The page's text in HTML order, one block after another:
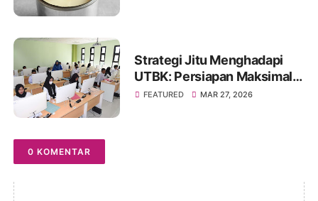
Strategi Jitu Menghadapi
UTBK: Persiapan Maksimal
untuk Hasil Optimal
FEATURED MAR 27, 2026
0 KOMENTAR